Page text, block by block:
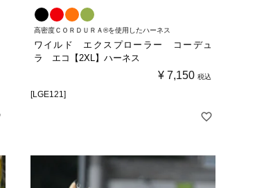
高密度ＣＯＲＤＵＲＡ®を使用したハーネス
ワイルド エクスプローラー コーデュ
ラ エコ【2XL】ハーネス
¥ 7,150 税込
[LGE121]